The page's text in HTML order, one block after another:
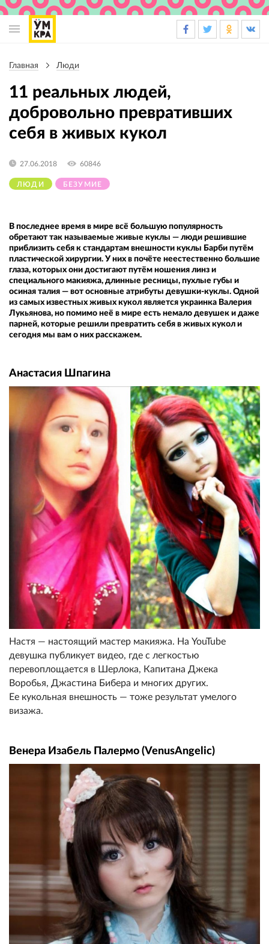
навигации
Главная Люди
11 реальных людей,
добровольно превративших
себя в живых кукол
ЛЮДИ БЕЗУМИЕ
27.06.2018 60846
В последнее время в мире всё большую популярность
обретают так называемые живые куклы — люди решившие
приблизить себя к стандартам внешности куклы Барби путём
пластической хирургии. У них в почёте неестественно большие
глаза, которых они достигают путём ношения линз и
специального макияжа, длинные ресницы, пухлые губы и
осиная талия — вот основные атрибуты девушки-куклы. Одной
из самых известных живых кукол является украинка Валерия
Лукьянова, но помимо неё в мире есть немало девушек и даже
парней, которые решили превратить себя в живых кукол и
сегодня мы вам о них расскажем.
Анастасия Шпагина
Настя — настоящий мастер макияжа. На YouTube
девушка публикует видео, где с легкостью
перевоплощается в Шерлока, Капитана Джека
Воробья, Джастина Бибера и многих других.
Ее кукольная внешность — тоже результат умелого
визажа.
Венера Изабель Палермо (VenusAngelic)